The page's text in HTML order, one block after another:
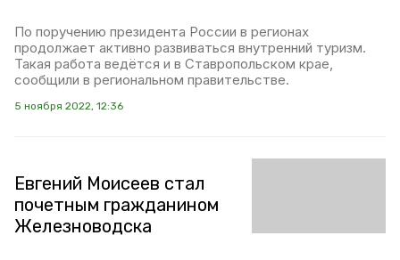
По поручению президента России в регионах
продолжает активно развиваться внутренний туризм.
Такая работа ведётся и в Ставропольском крае,
сообщили в региональном правительстве.
5 ноября 2022, 12:36
Евгений Моисеев стал
почетным гражданином
Железноводска